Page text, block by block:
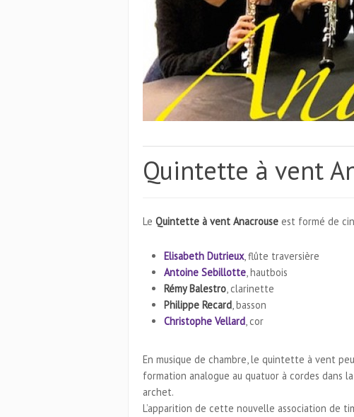
Quintette à vent
Le Quintette à vent Anacrouse est formé de
Elisabeth Dutrieux, flûte traversière
Antoine Sebillotte, hautbois
Rémy Balestro, clarinette
Philippe Recard, basson
Christophe Vellard, cor
En musique de chambre, le quintette à vent
formation analogue au quatuor à cordes dans
archet.
L’apparition de cette nouvelle association de